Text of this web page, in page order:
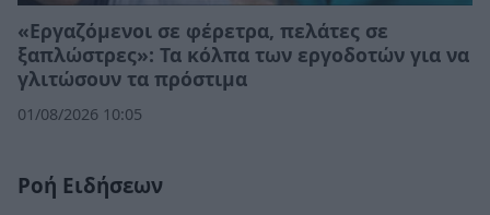
«Εργαζόμενοι σε φέρετρα, πελάτες σε
ξαπλώστρες»: Τα κόλπα των εργοδοτών για να
γλιτώσουν τα πρόστιμα
01/08/2026 10:05
Ροή Ειδήσεων